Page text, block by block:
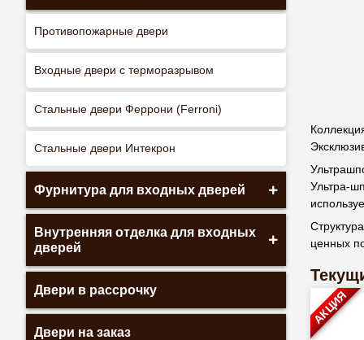
Противопожарные двери
Входные двери с терморазрывом
Стальные двери Феррони (Ferroni)
Стальные двери Интекрон
Фурнитура для входных дверей
Внутренняя отделка для входных
дверей
Двери в рассрочку
Двери на заказ
Ультра-
ценных
АКЦИЯ